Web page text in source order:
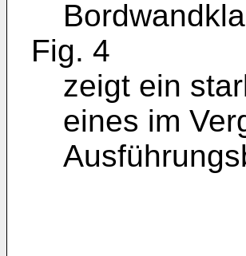
Fig. 4
zeigt ein
eines im